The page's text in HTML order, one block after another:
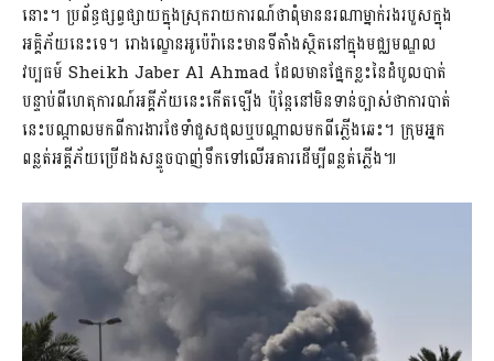
នោះ។ ប្រព័ន្ធផ្សព្វផ្សាយក្នុងស្រុករាយការណ៍ថាពុំមាននរណាម្នាក់រងរបួសក្នុង
អគ្គិភ័យនេះទេ។ រោងល្ខោនអូប៉េរ៉ានេះមានទីតាំងស្ថិតនៅក្នុងមជ្ឈមណ្ឌល
វប្បធម៍ Sheikh Jaber Al Ahmad ដែលមានផ្នែកខ្លះនៃដំបូលបាត់
បន្ទាប់ពីហេតុការណ៍អគ្គីភ័យនេះកើតឡើង ប៉ុន្តែនៅមិនទាន់ច្បាស់ថាការបាត់
នេះបណ្តាលមកពីការងារថែទាំជួសជុលឬបណ្តាលមកពីភ្លើងឆេះ។ ក្រុមអ្នក
ពន្លត់អគ្គីភ័យប្រើដងសន្ទូចបាញ់ទឹកទៅលើអគារដើម្បីពន្លត់ភ្លើង៕